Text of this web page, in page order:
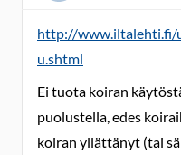
http://www.iltalehti.fi/
u.shtml
Ei tuota koiran
puolustella, edes
koiran yllättänyt (tai